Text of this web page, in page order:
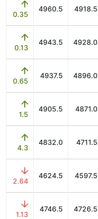
4918.5
4960.5
0.35
4928.0
4943.5
0.13
4896.0
4937.5
0.65
4871.0
4905.5
1.5
4711.5
4832.0
4.3
4597.5
4624.5
2.64
4726.5
4746.5
1.13